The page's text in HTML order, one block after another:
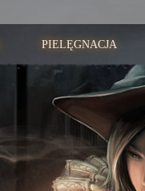
PIELĘGNACJA